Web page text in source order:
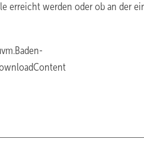
erreicht werden oder ob an der